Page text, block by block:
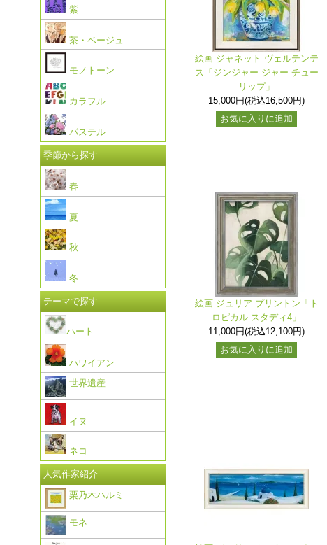
絵画 ジャネット ヴェルテンテ
ス「ジンジャー ジャー チュー
リップ」
15,000円(税込16,500円)
お気に入りに追加
絵画 ジュリア プリントン「ト
ロピカル スタディ4」
11,000円(税込12,100円)
お気に入りに追加
紫
茶・ベージュ
モノトーン
カラフル
パステル
季節から探す
春
夏
秋
冬
テーマで探す
ハート
ハワイアン
世界遺産
イヌ
ネコ
人気作家紹介
栗乃木ハルミ
モネ